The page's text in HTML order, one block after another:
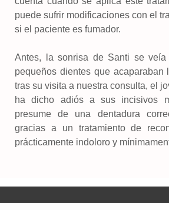
puede sufrir modificaciones con el
si el paciente es fumador.
Antes, la sonrisa de Santi se veía
pequeños dientes que acaparaban
tras su visita a nuestra consulta, el
ha dicho adiós a sus incisivos
presume de una dentadura
gracias a un tratamiento de
prácticamente indoloro y